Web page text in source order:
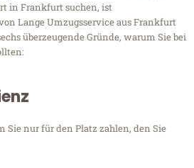
in Frankfurt suchen, ist
Lange Umzugsservice aus Frankfurt
überzeugende Gründe, warum Sie bei
Sie nur für den Platz zahlen, den Sie